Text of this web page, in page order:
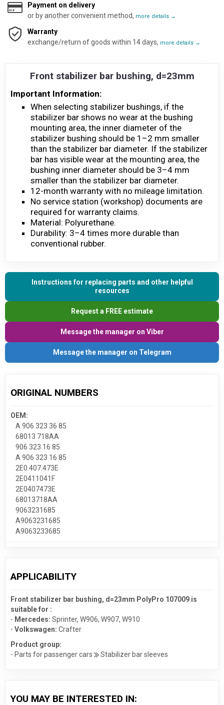
Payment on delivery
or by another convenient method, more details →
Warranty
exchange/return of goods within 14 days, more details →
Front stabilizer bar bushing, d=23mm
Important Information:
When selecting stabilizer bushings, if the
stabilizer bar shows no wear at the bushing
mounting area, the inner diameter of the
stabilizer bushing should be 1–2 mm smaller
than the stabilizer bar diameter. If the stabilizer
bar has visible wear at the mounting area, the
bushing inner diameter should be 3–4 mm
smaller than the stabilizer bar diameter.
12-month warranty with no mileage limitation.
No service station (workshop) documents are
required for warranty claims.
Material: Polyurethane.
Durability: 3–4 times more durable than
conventional rubber.
Instructions for replacing parts and other helpful
resources
Request a FREE estimate
Message the manager on Viber
Message the manager on Telegram
ORIGINAL NUMBERS
OEM:
A 906 323 36 85
68013 718AA
906 323 16 85
A 906 323 16 85
2E0.407.473E
2E0411041F
2E0407473E
68013718AA
9063231685
A9063231685
A9063233685
APPLICABILITY
Front stabilizer bar bushing, d=23mm PolyPro 107009 is
suitable for :
- Mercedes: Sprinter, W906, W907, W910
- Volkswagen: Crafter
Product group:
- Parts for passenger cars
Stabilizer bar sleeves
YOU MAY BE INTERESTED IN: